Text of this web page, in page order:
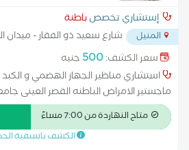
إستشاري تخصصباطنة
المنيل
شارع سعيد ذو الفقار - ميدان
عمارة...
سعر الكشف:500 جنيه
استشاري مناظير الجهاز الهضمي و الكبد
ماجستير الامراض الباطنه القصر العينى
المصرية للجهاز الهضمي والكبد والمناظير
للجهاز الهضمى والكبد * عضو الجمعية
والميتابوليزم * عضو الجمعية المصرية
متاح النهاردة من 7:00 مساءً
الكشف باسبقية